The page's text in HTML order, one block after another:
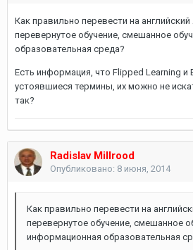
Как правильно перевести на
перевернутое обучение, смешанное
образовательная среда?
Есть информация, что Flipped Learning и
устоявшиеся термины, их можно не
так?
Radislav Millrood
Опубликовано: 8 июня, 2014
Как правильно перевести на
перевернутое обучение, смешанное
информационная образовательная